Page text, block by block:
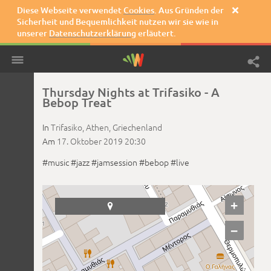
Diese Webseite verwendetCookies. Aus Gründen der
Sicherheit und Bequemlichkeit nutzen wir sie wie in
unserer Datenschutzerklärung erläutert.

Thursday Nights at Trifasiko - A
Bebop Treat
In Trifasiko, Athen, Griechenland
Am 17. Oktober 2019 20:30
#music#jazz#jamsession #bebop#live

+
−